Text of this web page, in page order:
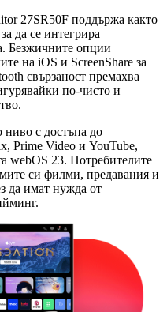
27SR50F поддържа както
да се интегрира
Безжичните опции
на iOS и ScreenShare за
свързаност премахва
по-чисто и
ниво с достъпа до
Prime Video и YouTube,
webOS 23. Потребителите
си филми, предавания и
да имат нужда от